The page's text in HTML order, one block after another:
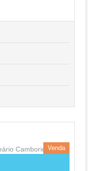
Venda